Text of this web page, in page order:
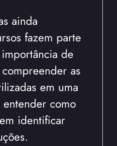
ainda
fazem parte
de
as
em uma
como
identificar